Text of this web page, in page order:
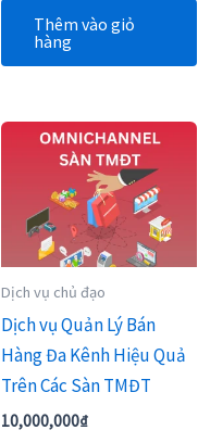
Thêm vào giỏ
hàng
Dịch vụ chủ đạo
Dịch vụ Quản Lý Bán
Hàng Đa Kênh Hiệu Quả
Trên Các Sàn TMĐT
10,000,000₫